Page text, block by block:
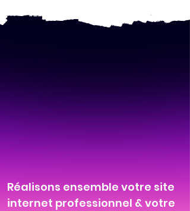
Réalisons ensemble votre site
internet professionnel & votre